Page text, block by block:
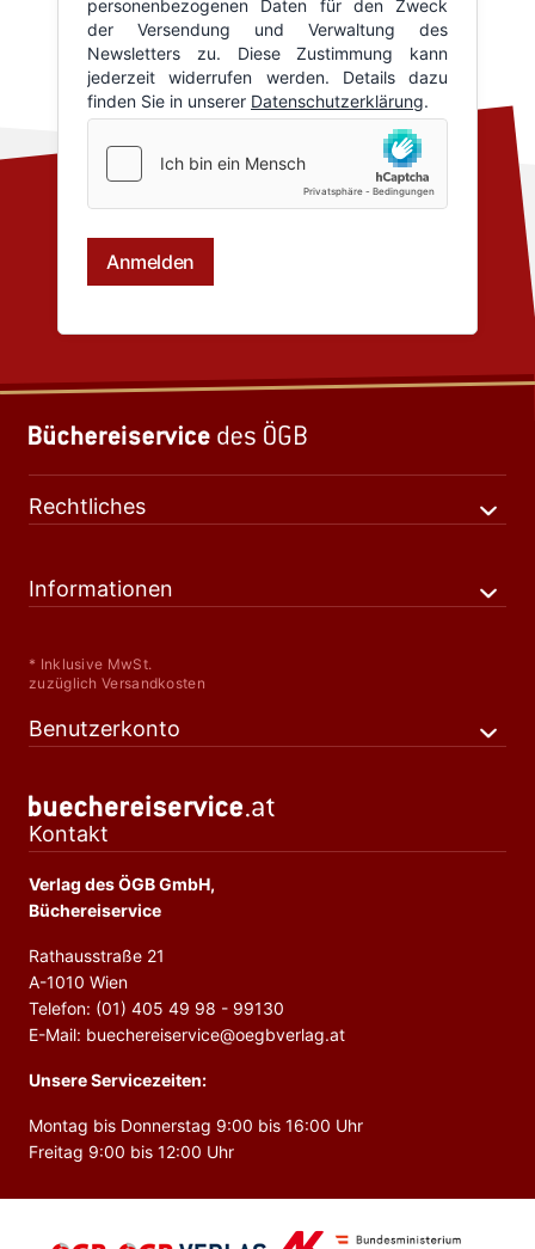
Rechtliches
Informationen
* Inklusive MwSt.
zuzüglich Versandkosten
Benutzerkonto
Kontakt
Verlag des ÖGB GmbH,
Büchereiservice
Rathausstraße 21
A-1010 Wien
Telefon: (01) 405 49 98 - 99130
E-Mail: buechereiservice@oegbverlag.at
Unsere Servicezeiten:
Montag bis Donnerstag 9:00 bis 16:00 Uhr
Freitag 9:00 bis 12:00 Uhr